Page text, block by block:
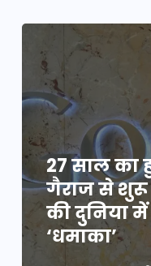
27 साल का
गैराज से शुरू
की दुनिया
‘धमाका’